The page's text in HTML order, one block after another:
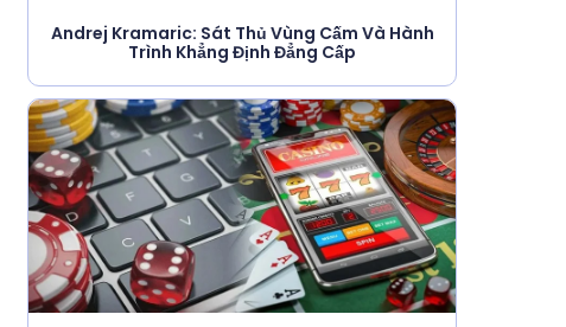
Andrej Kramaric: Sát Thủ Vùng Cấm Và Hành
Trình Khẳng Định Đẳng Cấp